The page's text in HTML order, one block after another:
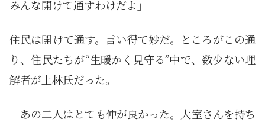
みんな開けて通すわけだよ」
住民は開けて通す。言い得て妙だ。ところがこの通
り、住民たちが“生暖かく見守る”中で、数少ない理
解者が上林氏だった。
「あの二人はとても仲が良かった。大室さんを持ち